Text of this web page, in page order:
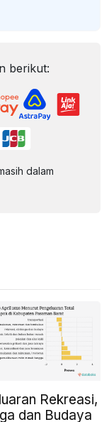
berikut:
dalam
Rekreasi,
dan Budaya